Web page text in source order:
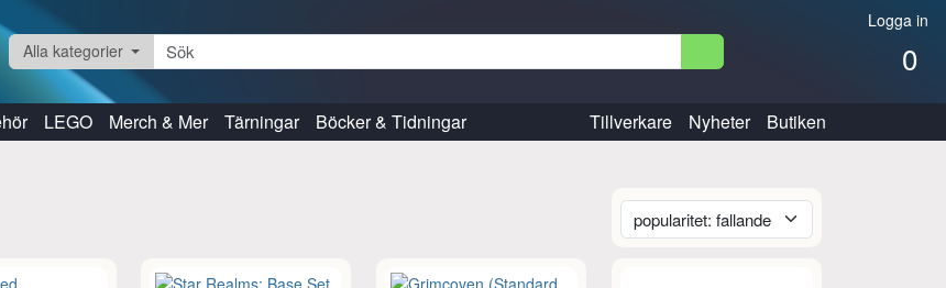
Logga in
0
Alla kategorier
LEGO Merch & Mer Tärningar Böcker & Tidningar Tillverkare Nyheter Butiken